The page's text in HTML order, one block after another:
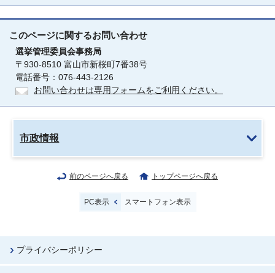
このページに関するお問い合わせ
選挙管理委員会事務局
〒930-8510 富山市新桜町7番38号
電話番号：076-443-2126
お問い合わせは専用フォームをご利用ください。
市政情報
前のページへ戻る トップページへ戻る
PC表示 スマートフォン表示
プライバシーポリシー